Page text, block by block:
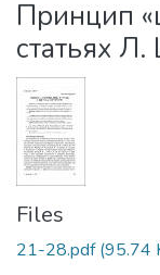
Statistics
Принцип
статьях
Files
21-28.pdf(95.74